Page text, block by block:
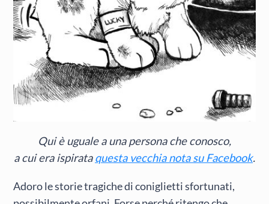
Qui è uguale a una persona che conosco,
a cui era ispirataquesta vecchia nota su Facebook.
Adoro le storie tragiche di coniglietti sfortunati,